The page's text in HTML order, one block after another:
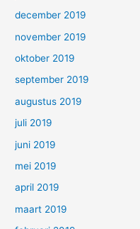
december 2019
november 2019
oktober 2019
september 2019
augustus 2019
juli 2019
juni 2019
mei 2019
april 2019
maart 2019